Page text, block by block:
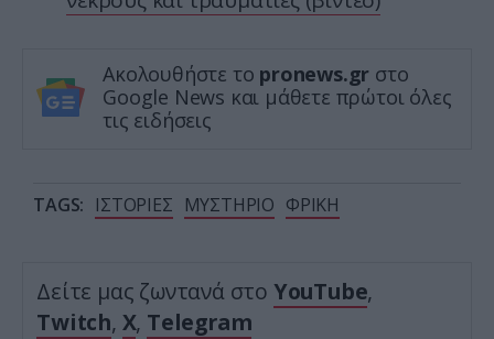
Ακολουθήστε το pronews.gr στο
Google News και μάθετε πρώτοι όλες
τις ειδήσεις
TAGS: ΙΣΤΟΡΙΕΣ ΜΥΣΤΗΡΙΟ ΦΡΙΚΗ
Δείτε μας ζωντανά στο YouTube,
Twitch, X, Telegram